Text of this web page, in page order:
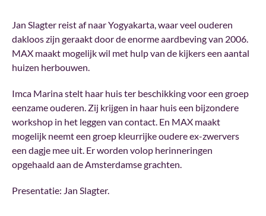
Jan Slagter reist af naar Yogyakarta, waar veel ouderen
dakloos zijn geraakt door de enorme aardbeving van 2006.
MAX maakt mogelijk wil met hulp van de kijkers een aantal
huizen herbouwen.
Imca Marina stelt haar huis ter beschikking voor een groep
eenzame ouderen. Zij krijgen in haar huis een bijzondere
workshop in het leggen van contact. En MAX maakt
mogelijk neemt een groep kleurrijke oudere ex-zwervers
een dagje mee uit. Er worden volop herinneringen
opgehaald aan de Amsterdamse grachten.
Presentatie: Jan Slagter.